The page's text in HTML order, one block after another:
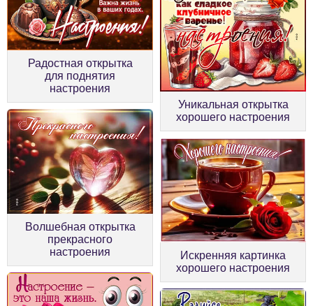
Радостная открытка
для поднятия
настроения
Уникальная открытка
хорошего настроения
Волшебная открытка
прекрасного
настроения
Искренняя картинка
хорошего настроения